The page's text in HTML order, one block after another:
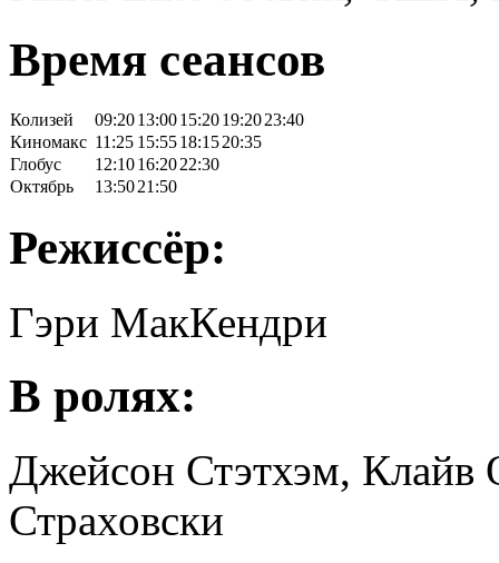
Время сеансов
Колизей 09:2013:0015:2019:2023:40
Киномакс 11:25 15:5518:1520:35
Глобус
12:1016:2022:30
Октябрь
13:5021:50
Режиссёр:
Гэри МакКендри
В ролях:
Джейсон Стэтхэм,
Страховски